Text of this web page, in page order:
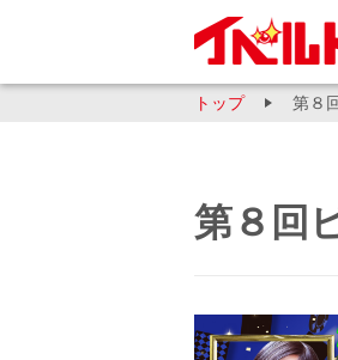
トップ 第８
第８回